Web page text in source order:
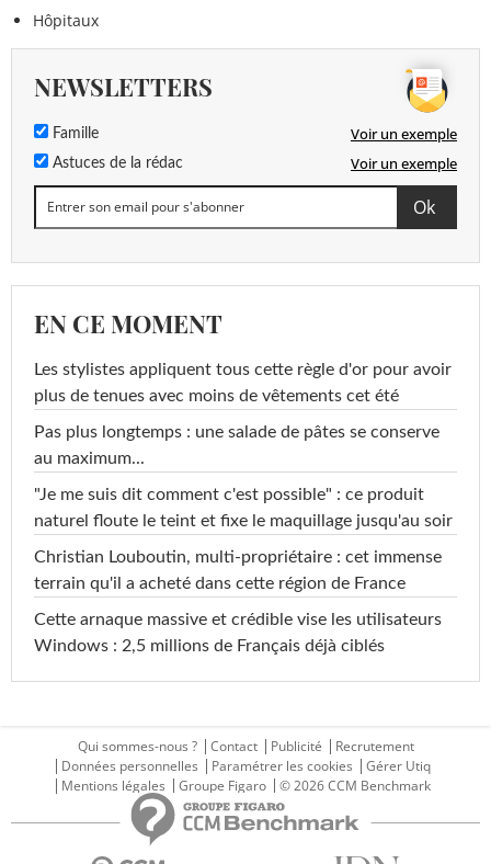
Hôpitaux
NEWSLETTERS
Famille Voir un exemple
Astuces de la rédac Voir un exemple
EN CE MOMENT
Les stylistes appliquent tous cette règle d'or pour avoir
plus de tenues avec moins de vêtements cet été
Pas plus longtemps : une salade de pâtes se conserve
au maximum...
"Je me suis dit comment c'est possible" : ce produit
naturel floute le teint et fixe le maquillage jusqu'au soir
Christian Louboutin, multi-propriétaire : cet immense
terrain qu'il a acheté dans cette région de France
Cette arnaque massive et crédible vise les utilisateurs
Windows : 2,5 millions de Français déjà ciblés
Qui sommes-nous ? Contact Publicité
Recrutement
Données personnelles
Paramétrer les cookies
Gérer Utiq
Mentions légales
Groupe Figaro © 2026 CCM Benchmark